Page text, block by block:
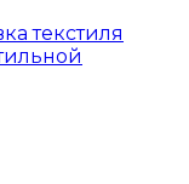
текстиля